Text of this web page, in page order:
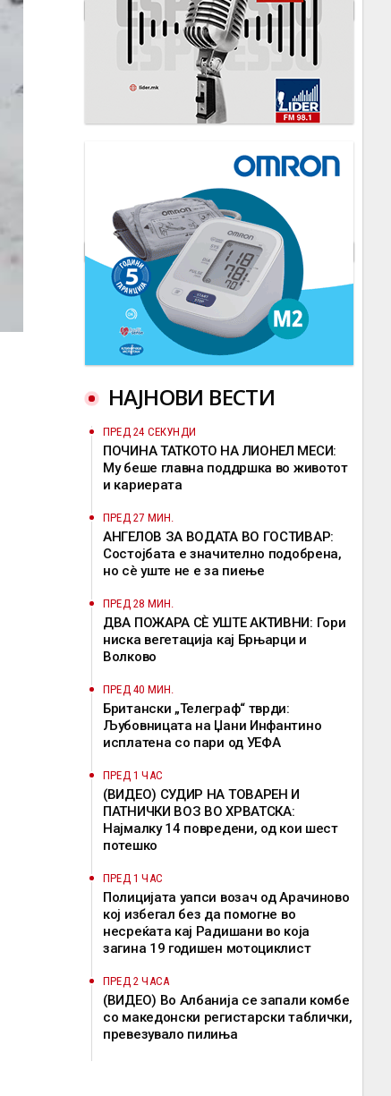
НАЈНОВИ ВЕСТИ
ПРЕД 24 СЕКУНДИ
ПОЧИНА ТАТКОТО НА ЛИОНЕЛ МЕСИ:
Му беше главна поддршка во животот
и кариерата
ПРЕД 27 МИН.
АНГЕЛОВ ЗА ВОДАТА ВО ГОСТИВАР:
Состојбата е значително подобрена,
но сè уште не е за пиење
ПРЕД 28 МИН.
ДВА ПОЖАРА СÈ УШТЕ АКТИВНИ: Гори
ниска вегетација кај Брњарци и
Волково
ПРЕД 40 МИН.
Британски „Телеграф“ тврди:
Љубовницата на Џани Инфантино
исплатена со пари од УЕФА
ПРЕД 1 ЧАС
(ВИДЕО) СУДИР НА ТОВАРЕН И
ПАТНИЧКИ ВОЗ ВО ХРВАТСКА:
Најмалку 14 повредени, од кои шест
потешко
ПРЕД 1 ЧАС
Полицијата уапси возач од Арачиново
кој избегал без да помогне во
несреќата кај Радишани во која
загина 19 годишен мотоциклист
ПРЕД 2 ЧАСА
(ВИДЕО) Во Албанија се запали комбе
со македонски регистарски таблички,
превезувало пилиња